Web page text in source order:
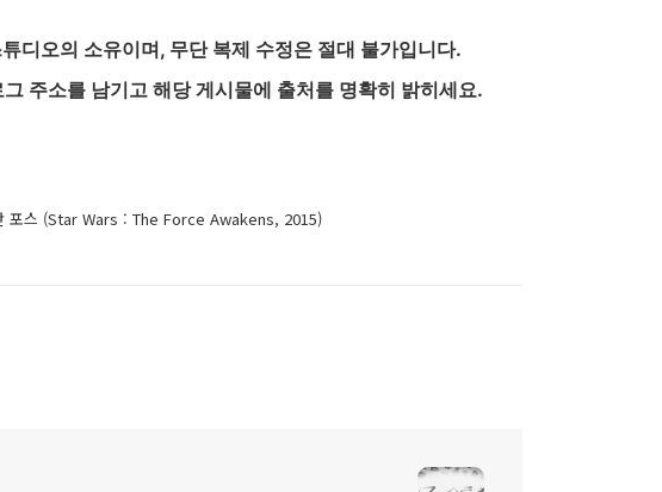
디오의 소유이며, 무단 복제 수정은 절대 불가입니다.
주소를 남기고 해당 게시물에 출처를 명확히 밝히세요.
포스 (Star Wars : The Force Awakens, 2015)